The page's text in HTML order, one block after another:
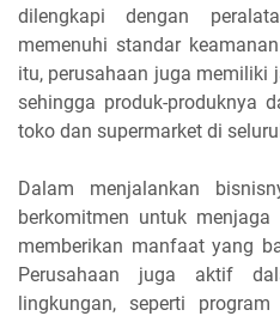
dilengkapi dengan
memenuhi standar
itu, perusahaan juga memiliki
sehingga produk-produknya
toko dan supermarket di
Dalam menjalankan
berkomitmen untuk
memberikan manfaat yang
Perusahaan juga aktif
lingkungan, seperti